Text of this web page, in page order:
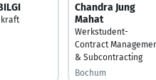
Chandra Jung
Mahat
Werkstudent-
Contract
& Subcontracting
Bochum